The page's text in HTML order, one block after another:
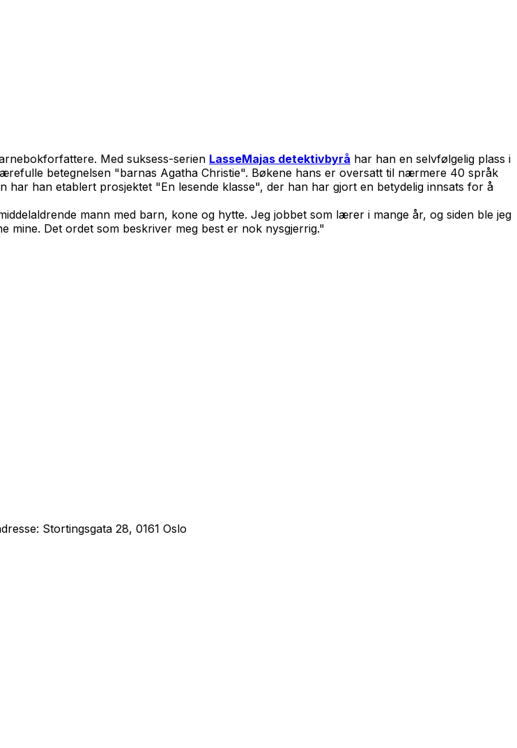
Med suksess-serien LasseMajas detektivbyrå har han en selvfølgelig plass i
betegnelsen "barnas Agatha Christie". Bøkene hans er oversatt til nærmere 40 språk
har han etablert prosjektet "En lesende klasse", der han har gjort en betydelig innsats for å
mann med barn, kone og hytte. Jeg jobbet som lærer i mange år, og siden ble jeg
mine. Det ordet som beskriver meg best er nok nysgjerrig."
Stortingsgata 28, 0161 Oslo